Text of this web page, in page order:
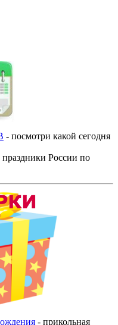
- посмотри какой сегодня
праздники России по
- прикольная